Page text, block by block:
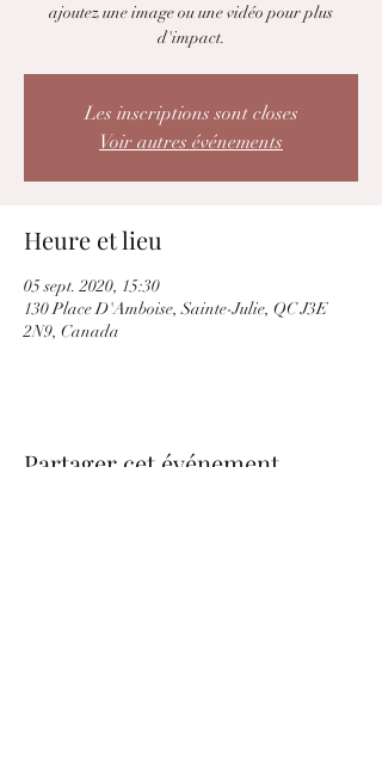
ajoutez une image ou une vidéo pour plus
d'impact.
Les inscriptions sont closes
Voir autres événements
Heure et lieu
05 sept. 2020, 15:30
130 Place D'Amboise, Sainte-Julie, QC J3E
2N9, Canada
Partager cet événement